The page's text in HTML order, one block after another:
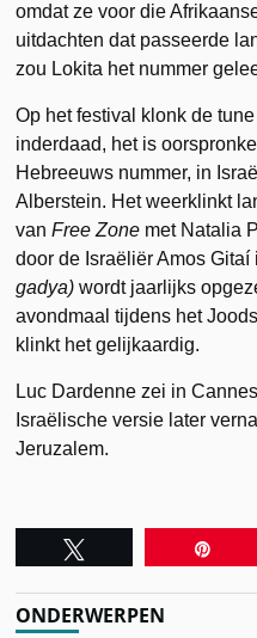
omdat ze voor die
uitdachten dat passeerde
zou Lokita het nummer
Op het festival klonk de
inderdaad, het is
Hebreeuws nummer, in
Alberstein. Het weerklinkt
vanFree Zone met Natalia
door de Israëliër Amos
gadya) wordt jaarlijks
avondmaal tijdens het
klinkt het gelijkaardig.
Luc Dardenne zei in
Israëlische versie later
Jeruzalem.
ONDERWERPEN